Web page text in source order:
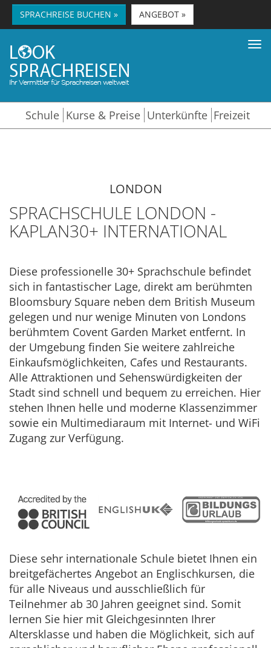
SPRACHREISE BUCHEN » ANGEBOT »
Schule Kurse & Preise Unterkünfte Freizeit
LONDON
SPRACHSCHULE LONDON -
KAPLAN30+ INTERNATIONAL
Diese professionelle 30+ Sprachschule befindet
sich in fantastischer Lage, direkt am berühmten
Bloomsbury Square neben dem British Museum
gelegen und nur wenige Minuten von Londons
berühmtem Covent Garden Market entfernt. In
der Umgebung finden Sie weitere zahlreiche
Einkaufsmöglichkeiten, Cafes und Restaurants.
Alle Attraktionen und Sehenswürdigkeiten der
Stadt sind schnell und bequem zu erreichen. Hier
stehen Ihnen helle und moderne Klassenzimmer
sowie ein Multimediaraum mit Internet- und WiFi
Zugang zur Verfügung.
Diese sehr internationale Schule bietet Ihnen ein
breitgefächertes Angebot an Englischkursen, die
für alle Niveaus und ausschließlich für
Teilnehmer ab 30 Jahren geeignet sind. Somit
lernen Sie hier mit Gleichgesinnten Ihrer
Altersklasse und haben die Möglichkeit, sich auf